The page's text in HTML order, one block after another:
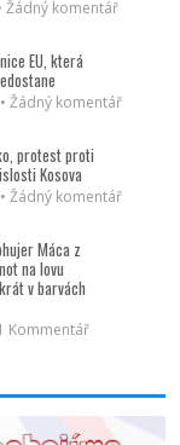
Žádný komentář
EU, která
Žádný komentář
protest proti
Kosova
Žádný komentář
Máca z
na lovu
v barvách
Kommentář